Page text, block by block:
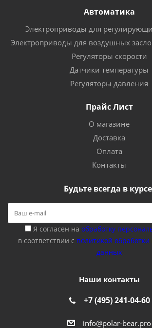
Автоматика
Электроприводы для
Электроприводы для воздушных
Регуляторы скорости
Датчики температуры
Регуляторы давления
Прайс Лист
О магазине
Доставка
Оплата
Контакты
Будьте всегда в
Я согласен на обработку
в соответствии с политикой
данных
Наши контакты
+7 (495) 241-04-60
info@polar-bear.pro